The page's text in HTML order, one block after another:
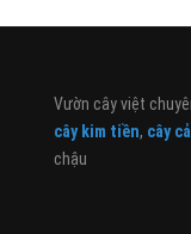
Vườn cây việt
cây kim tiền, cây
chậu